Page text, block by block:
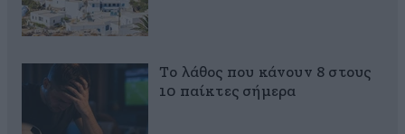
Το λάθος που κάνουν 8 στους
10 παίκτες σήμερα